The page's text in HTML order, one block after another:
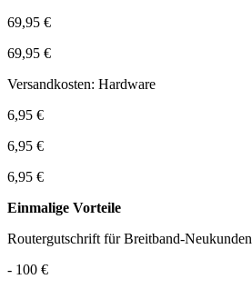
69,95 €
69,95 €
Versandkosten: Hardware
6,95 €
6,95 €
6,95 €
Einmalige Vorteile
Routergutschrift für Breitband-Neukunden
- 100 €